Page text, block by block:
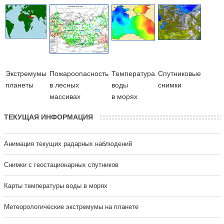
Экстремумы
планеты
Пожароопасность
в лесных
массивах
Температура
воды
в морях
Cпутниковые
снимки
ТЕКУЩАЯ ИНФОРМАЦИЯ
Анимация текущих радарных наблюдений
Cнимки с геостационарных спутников
Карты температуры воды в морях
Метеорологические экстремумы на планете